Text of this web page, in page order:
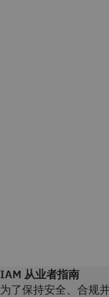
IAM 从业者指南
为了保持安全、合规